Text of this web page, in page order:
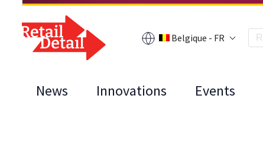
Belgique - FR
News Innovations Events